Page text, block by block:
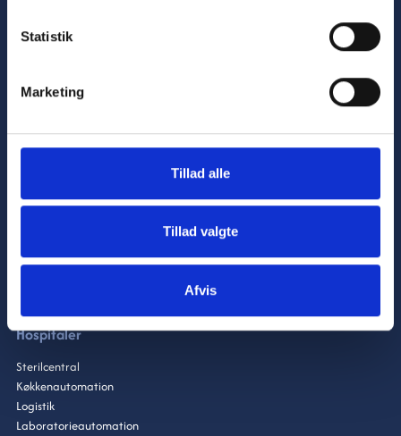
Statistik
Marketing
Tillad alle
Tillad valgte
Afvis
Elevatinghealthcare
Hospitaler
Sterilcentral
Køkkenautomation
Logistik
Laboratorieautomation